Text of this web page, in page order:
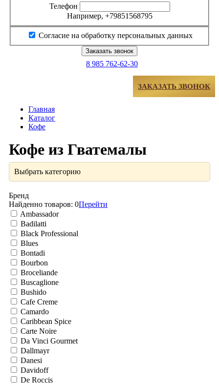
Телефон
Например, +79851568795
Согласие на обработку персональных данных
8 985 762-62-30
ЗАКАЗАТЬ ЗВОНОК
Главная
Каталог
Кофе
Кофе из Гватемалы
Выбрать категорию
Бренд
Найденно товаров: 0Перейти
Ambassador
Badilatti
Black Professional
Blues
Bontadi
Bourbon
Broceliande
Buscaglione
Bushido
Cafe Creme
Camardo
Caribbean Spice
Carte Noire
Da Vinci Gourmet
Dallmayr
Danesi
Davidoff
De Roccis